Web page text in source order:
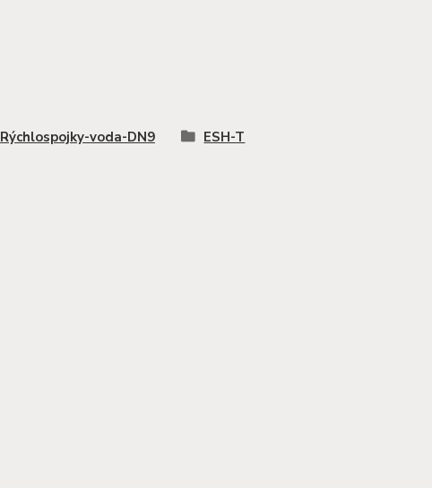
Rýchlospojky-voda-DN9 ESH-T